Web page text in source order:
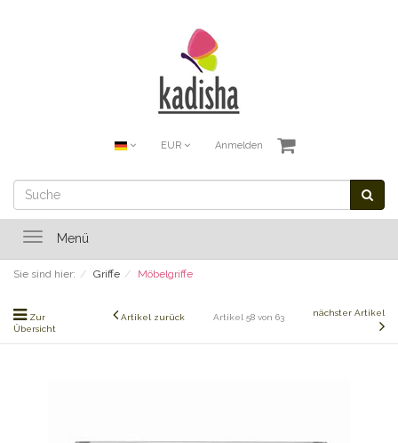
EUR Anmelden
ToggleMenü
Sie sind hier: Griffe Möbelgriffe
Zur
Übersicht
Artikel zurück Artikel 58 von 63 nächster Artikel